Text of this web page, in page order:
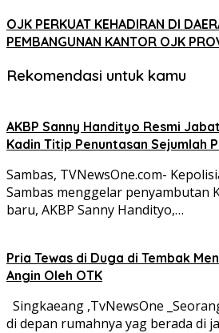
OJK PERKUAT KEHADIRAN DI
PEMBANGUNAN KANTOR OJK
Rekomendasi untuk kamu
AKBP Sanny Handityo Resmi
Kadin Titip Penuntasan Sejumlah
Sambas, TVNewsOne.com-
Sambas menggelar penyambutan
baru, AKBP Sanny Handityo,…
Pria Tewas di Duga di Tembak
Angin Oleh OTK
Singkaeang ,TvNewsOne
di depan rumahnya yag berada di